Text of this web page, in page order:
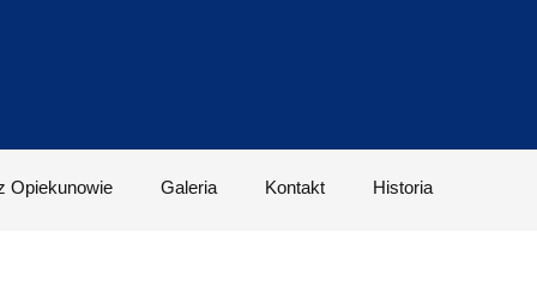
Opiekunowie Galeria Kontakt Historia